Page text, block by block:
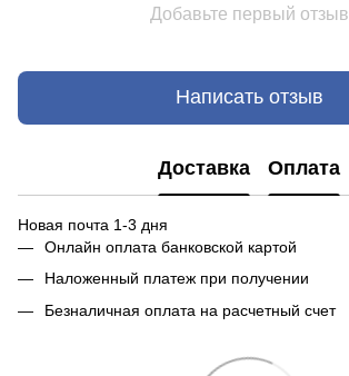
Добавьте первый отзыв
Написать отзыв
Доставка Оплата
Новая почта 1-3 дня
Онлайн оплата банковской картой
Наложенный платеж при получении
Безналичная оплата на расчетный счет